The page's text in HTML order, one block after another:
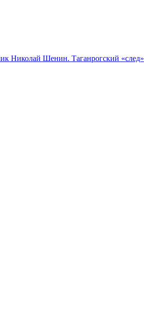
Николай Шенин. Таганрогский «след»